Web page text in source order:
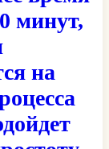
минут,
на